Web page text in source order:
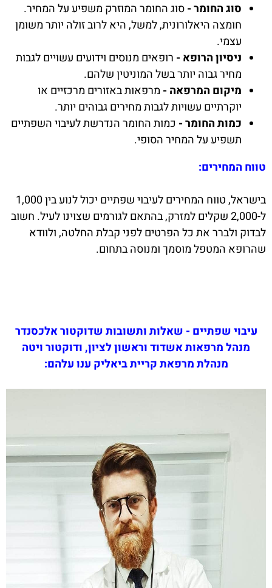
סוג החומר -סוג החומר המוזרק משפיע על המחיר.
חומצה היאלורונית, למשל, היא לרוב זולה יותר משומן
עצמי.
ניסיון הרופא - רופאים מנוסים וידועים עשויים לגבות
מחיר גבוה יותר בשל המוניטין שלהם.
מיקום המרפאה - מרפאות באזורים מרכזיים או
יוקרתיים עשויות לגבות מחירים גבוהים יותר.
כמות החומר - כמות החומר הנדרשת לעיבוי השפתיים
תשפיע על המחיר הסופי.
טווח המחירים:
בישראל, טווח המחירים לעיבוי שפתיים יכול לנוע בין 1,000
ל-2,000 שקלים למזרק, בהתאם לגורמים שצוינו לעיל. חשוב
לבדוק ולברר את כל הפרטים לפני קבלת החלטה, ולוודא
שהרופא המטפל מוסמך ומנוסה בתחום.
עיבוי שפתיים - שאלות ותשובות שדוקטור אלכסנדר
מנהל מרפאות אשדוד וראשון לציון, ודוקטור ויטה
מנהלת מרפאת קריית ביאליק ענו עלהם: